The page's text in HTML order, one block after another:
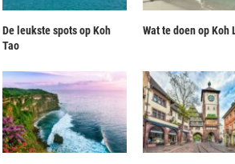
De leukste spots op Koh
Tao
Wat te doen op Koh